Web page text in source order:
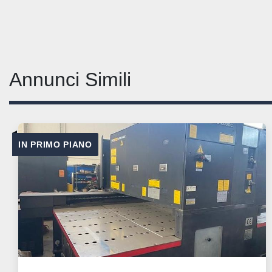
Annunci Simili